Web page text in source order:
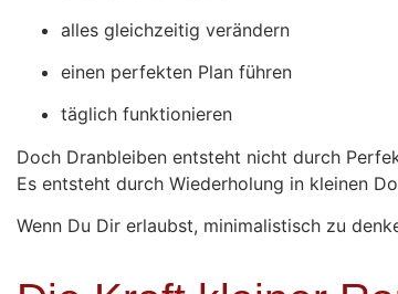
alles gleichzeitig verändern
einen perfekten Plan führen
täglich funktionieren
Doch Dranbleiben entsteht nicht durch
Es entsteht durch Wiederholung in kleinen
Wenn Du Dir erlaubst, mini­malistisch zu